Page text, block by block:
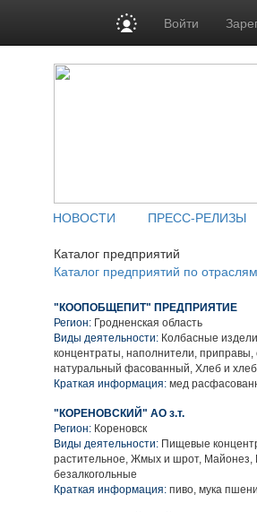
Войти
НОВОСТИ ПРЕСС-РЕЛИЗЫ
Каталог предприятий
Каталог предприятий по отраслям
"КООПОБЩЕПИТ" ПРЕДПРИЯТИЕ
Регион: Гродненская область
Виды деятельности: Колбасные
концентраты, наполнители,
натуральный фасованный, Хлеб и
Краткая информация: мед
"КОРЕНОВСКИЙ" АО з.т.
Регион: Кореновск
Виды деятельности: Пищевые
растительное, Жмых и шрот, Майонез,
безалкогольные
Краткая информация: пиво, мука